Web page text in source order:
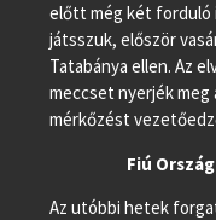
előtt még két forduló
játsszuk, először
Tatabánya ellen. Az
meccset nyerjék meg
mérkőzést
Fiú
Az utóbbi hetek